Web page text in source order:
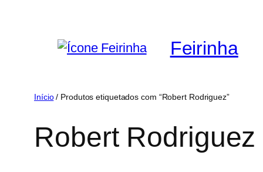
Feirinha
Início/ Produtos etiquetados com “Robert Rodriguez”
Robert Rodriguez